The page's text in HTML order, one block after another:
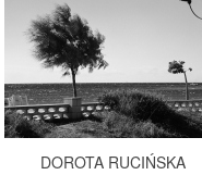
DOROTA RUCIŃSKA